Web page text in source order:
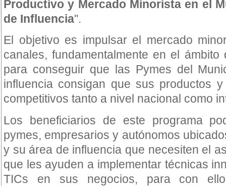
Productivo y Mercado Minorista en el
de Influencia''.
El objetivo es impulsar el mercado
canales, fundamentalmente en el ámbito
para conseguir que las Pymes del
influencia consigan que sus productos
competitivos tanto a nivel nacional como
Los beneficiarios de este programa
pymes, empresarios y autónomos
y su área de influencia que necesiten el
que les ayuden a implementar técnicas
TICs en sus negocios, para con